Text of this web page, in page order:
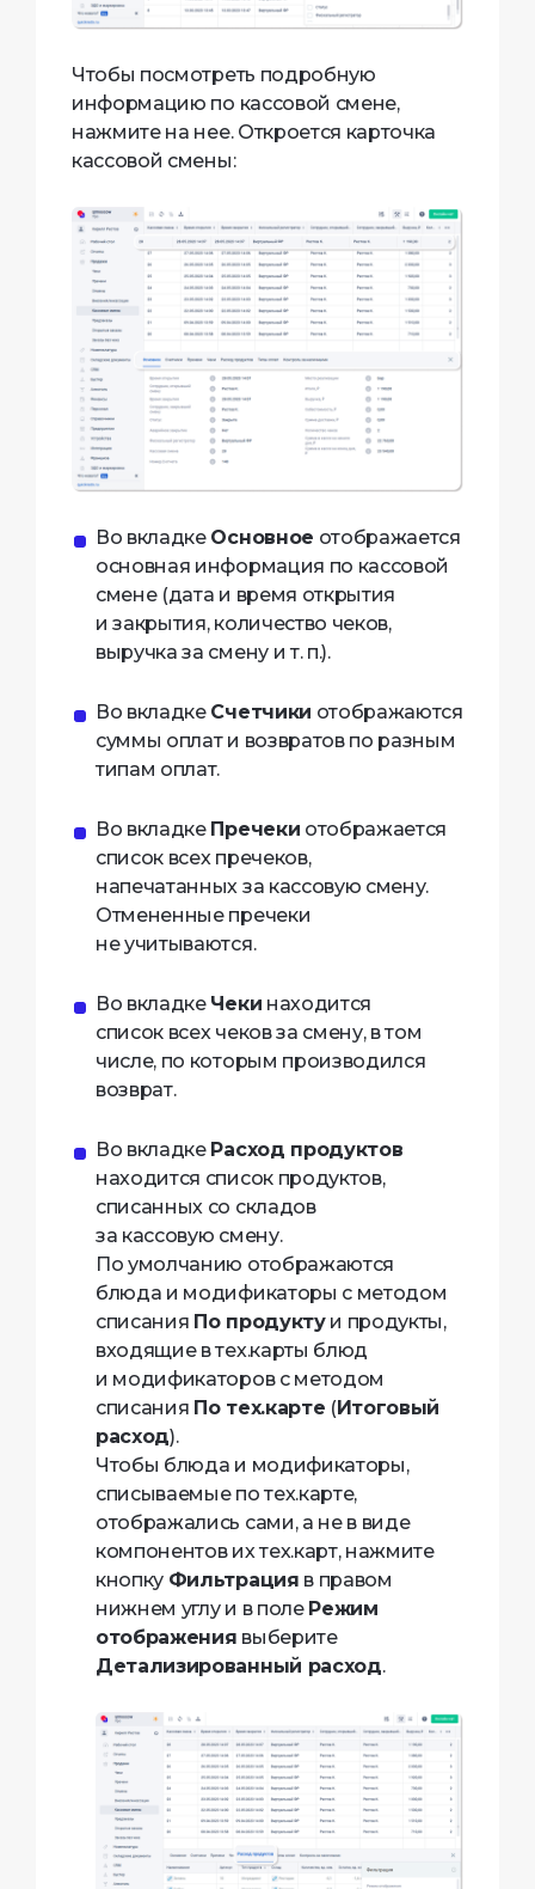
Чтобы посмотреть подробную
информацию по кассовой смене,
нажмите на нее. Откроется карточка
кассовой смены:
Во вкладке Основное отображается
основная информация по кассовой
смене (дата и время открытия
и закрытия, количество чеков,
выручка за смену и т. п.).
Во вкладке Счетчики отображаются
суммы оплат и возвратов по разным
типам оплат.
Во вкладке Пречеки отображается
список всех пречеков,
напечатанных за кассовую смену.
Отмененные пречеки
не учитываются.
Во вкладке Чеки находится
список всех чеков за смену, в том
числе, по которым производился
возврат.
Во вкладке Расход продуктов
находится список продуктов,
списанных со складов
за кассовую смену.
По умолчанию отображаются
блюда и модификаторы с методом
списания По продуктуи продукты,
входящие в тех.карты блюд
и модификаторов с методом
списания По тех.карте (Итоговый
расход).
Чтобы блюда и модификаторы,
списываемые по тех.карте,
отображались сами, а не в виде
компонентов их тех.карт, нажмите
кнопку Фильтрация в правом
нижнем углу и в поле Режим
отображения выберите
Детализированный расход.